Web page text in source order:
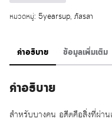
หมวดหมู่: 5yearsup, ภัสรสา
คำอธิบาย ข้อมูลเพิ่มเติม
คำอธิบาย
สำหรับบางคน อดีตคือสิ่งที่ผ่าน